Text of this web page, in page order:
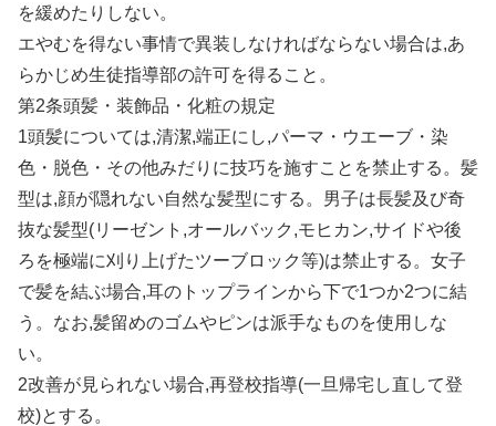
を緩めたりしない。
エやむを得ない事情で異装しなければならない場合は,あ
らかじめ生徒指導部の許可を得ること。
第2条頭髪・装飾品・化粧の規定
1頭髪については,清潔,端正にし,パーマ・ウエーブ・染
色・脱色・その他みだりに技巧を施すことを禁止する。髪
型は,顔が隠れない自然な髪型にする。男子は長髪及び奇
抜な髪型(リーゼント,オールバック,モヒカン,サイドや後
ろを極端に刈り上げたツーブロック等)は禁止する。女子
で髪を結ぶ場合,耳のトップラインから下で1つか2つに結
う。なお,髪留めのゴムやピンは派手なものを使用しな
い。
2改善が見られない場合,再登校指導(一旦帰宅し直して登
校)とする。